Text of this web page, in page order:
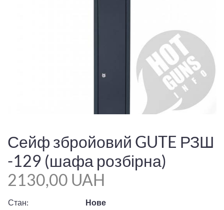
Сейф збройовий GUTE РЗШ
-129 (шафа розбірна)
2130,00 UAH
Стан:
Нове